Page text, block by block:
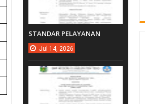
STANDAR PELAYANAN
Jul 14, 2026